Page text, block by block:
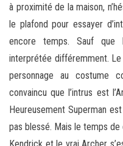
à proximité de la maison,
le plafond pour essayer
encore temps. Sauf
interprétée différemment.
personnage au costume
convaincu que l’intrus est
Heureusement Superman
pas blessé. Mais le temps